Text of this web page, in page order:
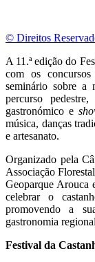
© Direitos
A 11.ª edição do
com os
seminário sobre a
percurso
gastronómico e
música, danças
e artesanato.
Organizado pela
Associação
Geoparque Arouca
celebrar o
promovendo a
gastronomia
Festival da